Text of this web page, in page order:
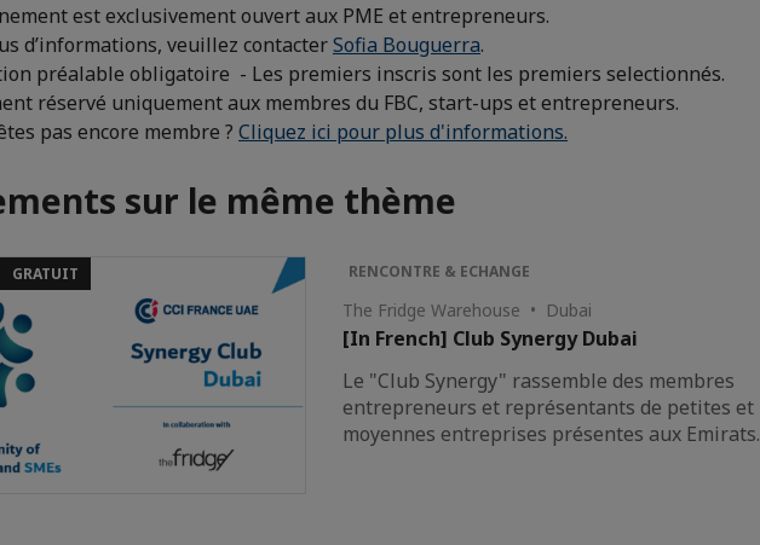
est exclusivement ouvert aux PME et entrepreneurs.
d’informations, veuillez contacterSofia Bouguerra.
préalable obligatoire - Les premiers inscris sont les premiers selectionnés.
réservé uniquement aux membres du FBC, start-ups et entrepreneurs.
pas encore membre ? Cliquez ici pour plus d'informations.
sur le même thème
GRATUIT RENCONTRE & ECHANGE
The Fridge Warehouse • Dubai
[In French] Club Synergy Dubai
Le "Club Synergy" rassemble des membres
entrepreneurs et représentants de petites et
moyennes entreprises présentes aux Emirats.